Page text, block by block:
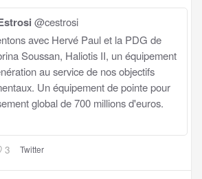
@cestrosi
avec Hervé Paul et la PDG de
Soussan, Haliotis II, un équipement
au service de nos objectifs
Un équipement de pointe pour
global de 700 millions d'euros.
3 Twitter